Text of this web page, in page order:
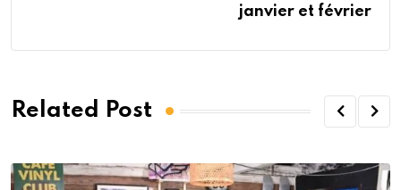
janvier et février
Related Post